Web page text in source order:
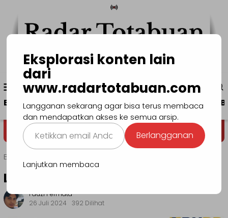
konten
Menu
Mobile
www.radartotabuan.com
Beranda Kotamobagu Bolmong Boltim
Dega' Niondon Selamat
Beranda
Lantun Hikayat di Panggung Puisi
Fauzi Permata
26 Juli 2024
392 Dilihat
Eksplorasi konten lain
dari
www.radartotabuan.com
Langganan sekarang agar bisa terus membaca
dan mendapatkan akses ke semua arsip.
Ketikkan
email
Anda...
Berlangganan
Lanjutkan membaca